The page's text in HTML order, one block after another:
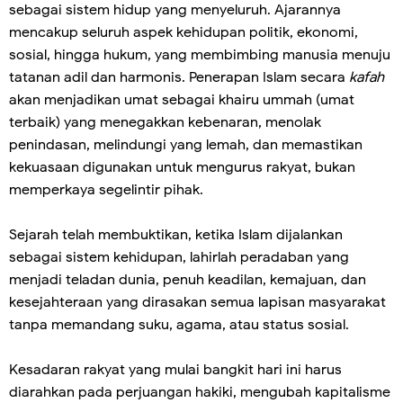
sebagai sistem hidup yang menyeluruh. Ajarannya
mencakup seluruh aspek kehidupan politik, ekonomi,
sosial, hingga hukum, yang membimbing manusia menuju
tatanan adil dan harmonis. Penerapan Islam secara kafah
akan menjadikan umat sebagai khairu ummah (umat
terbaik) yang menegakkan kebenaran, menolak
penindasan, melindungi yang lemah, dan memastikan
kekuasaan digunakan untuk mengurus rakyat, bukan
memperkaya segelintir pihak.
Sejarah telah membuktikan, ketika Islam dijalankan
sebagai sistem kehidupan, lahirlah peradaban yang
menjadi teladan dunia, penuh keadilan, kemajuan, dan
kesejahteraan yang dirasakan semua lapisan masyarakat
tanpa memandang suku, agama, atau status sosial.
Kesadaran rakyat yang mulai bangkit hari ini harus
diarahkan pada perjuangan hakiki, mengubah kapitalisme